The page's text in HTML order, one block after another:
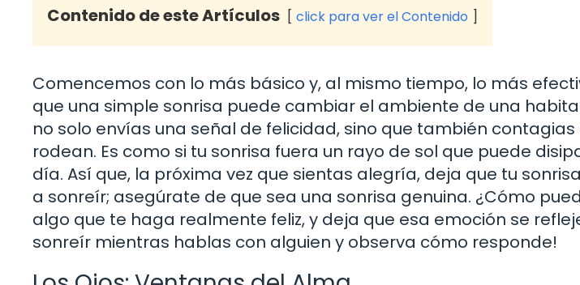
Contenido de este Artículos click para ver el Contenido
Comencemos con lo más básico y, al mismo tiempo, lo más
que una simple sonrisa puede cambiar el ambiente de una
no solo envías una señal de felicidad, sino que también
rodean. Es como si tu sonrisa fuera un rayo de sol que puede
día. Así que, la próxima vez que sientas alegría, deja que tu
a sonreír; asegúrate de que sea una sonrisa genuina. ¿Cómo
algo que te haga realmente feliz, y deja que esa emoción se
sonreír mientras hablas con alguien y observa cómo responde!